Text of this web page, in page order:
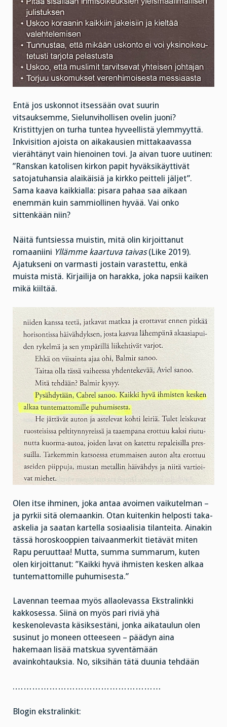
Entä jos uskonnot itsessään ovat suurin
vitsauksemme, Sielunvihollisen ovelin juoni?
Kristittyjen on turha tuntea hyveellistä ylemmyyttä.
Inkvisition ajoista on aikakausien mittakaavassa
vierähtänyt vain hienoinen tovi. Ja aivan tuore uutinen:
”Ranskan katolisen kirkon papit hyväksikäyttivät
satojatuhansia alaikäisiä ja kirkko peitteli jäljet”.
Sama kaava kaikkialla: pisara pahaa saa aikaan
enemmän kuin sammiollinen hyvää. Vai onko
sittenkään niin?
Näitä funtsiessa muistin, mitä olin kirjoittanut
romaaniini Yllämme kaartuva taivas(Like 2019).
Ajatukseni on varmasti jostain varastettu, enkä
muista mistä. Kirjailija on harakka, joka napsii kaiken
mikä kiiltää.
Olen itse ihminen, joka antaa avoimen vaikutelman –
ja pyrkii sitä olemaankin. Otan kuitenkin helposti taka-
askelia ja saatan kartella sosiaalisia tilanteita. Ainakin
tässä horoskooppien taivaanmerkit tietävät miten
Rapu peruuttaa! Mutta, summa summarum, kuten
olen kirjoittanut: ”Kaikki hyvä ihmisten kesken alkaa
tuntemattomille puhumisesta.”
Lavennan teemaa myös allaolevassa Ekstralinkki
kakkosessa. Siinä on myös pari riviä yhä
keskenolevasta käsiksestäni, jonka aikataulun olen
susinut jo moneen otteeseen – päädyn aina
hakemaan lisää matskua syventämään
avainkohtauksia. No, siksihän tätä duunia tehdään
.……………………………………………
Blogin ekstralinkit: